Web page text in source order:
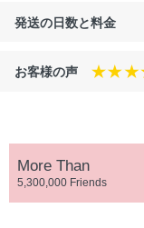
発送の日数と料金
お客様の声
More Than
5,300,000 Friends